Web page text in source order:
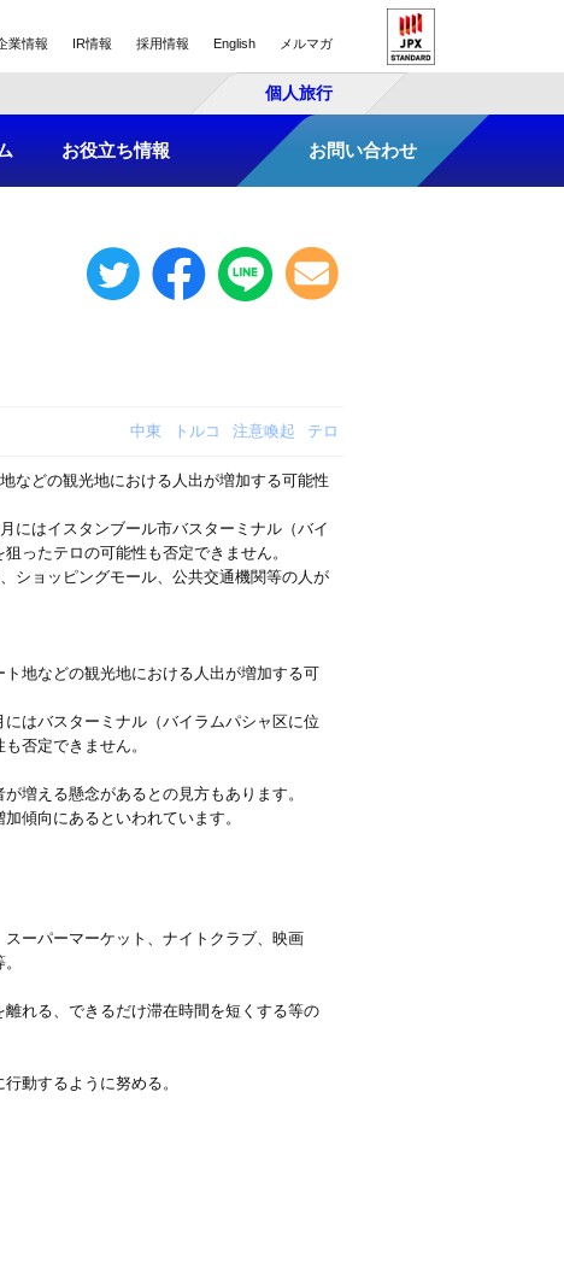
業情報 IR情報 採用情報 English メルマガ
個人旅行
お役立ち情報 お問い合わせ
中東 トルコ 注意喚起 テロ
などの観光地における人出が増加する可能性
にはイスタンブール市バスターミナル（バイ
ったテロの可能性も否定できません。
ショッピングモール、公共交通機関等の人が
地などの観光地における人出が増加する可
はバスターミナル（バイラムパシャ区に位
否定できません。
増える懸念があるとの見方もあります。
傾向にあるといわれています。
ーパーマーケット、ナイトクラブ、映画
れる、できるだけ滞在時間を短くする等の
動するように努める。